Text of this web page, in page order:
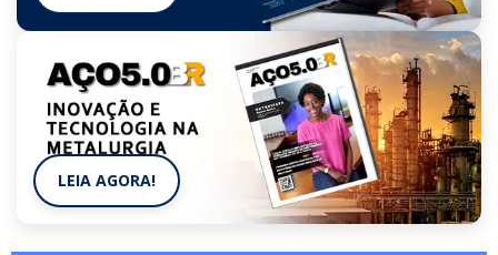
LEIA AGORA!